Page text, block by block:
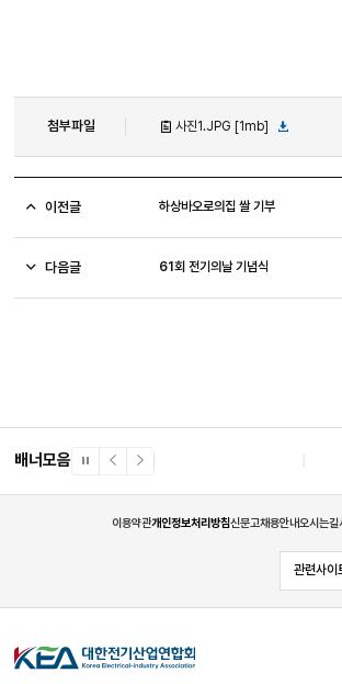
첨부파일 사진1.JPG [1mb]
이전글 하상바오로의집 쌀 기부
다음글 61회 전기의날 기념식
배너모음
일
이
너
다
너
이용약관개인정보처리방침신문고채용안내오시는길
관련사이
열
기